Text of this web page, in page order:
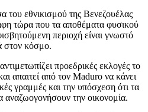
του εθνικισμού της Βενεζουέλας
τώρα που τα αποθέματα φυσικού
περιοχή είναι γνωστό
στον κόσμο.
προεδρικές εκλογές το
απαιτεί από τον Maduro να κάνει
γραμμές και την υπόσχεση ότι τα
αναζωογονήσουν την οικονομία.